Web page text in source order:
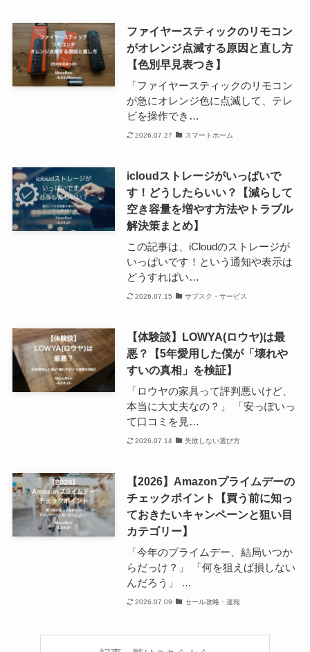
ファイヤースティックのリモコン
がオレンジ点滅する原因と直し方
【色別早見表つき】
「ファイヤースティックのリモコン
が急にオレンジ色に点滅して、テレ
ビを操作でき…
2026.07.27 スマートホーム
icloudストレージがいっぱいで
す！どうしたらいい？【減らして
空き容量を増やす方法やトラブル
解決策まとめ】
この記事は、iCloudのストレージが
いっぱいです！という通知や表示は
どうすればい…
2026.07.15 サブスク・サービス
【体験談】LOWYA(ロウヤ)は最
悪？【5年愛用した僕が「壊れや
すいの真相」を検証】
「ロウヤの家具って評判悪いけど、
本当に大丈夫なの？」 「安っぽいっ
て口コミを見…
2026.07.14 失敗しない選び方
【2026】Amazonプライムデーの
チェックポイント【買う前に知っ
ておきたいキャンペーンと狙い目
カテゴリー】
「今年のプライムデー、結局いつか
らだっけ？」 「何を狙えば損しない
んだろう」 …
2026.07.09 セール攻略・速報